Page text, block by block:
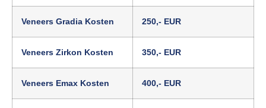
Veneers Gradia Kosten 250,- EUR
Veneers Zirkon Kosten 350,- EUR
Veneers Emax Kosten 400,- EUR